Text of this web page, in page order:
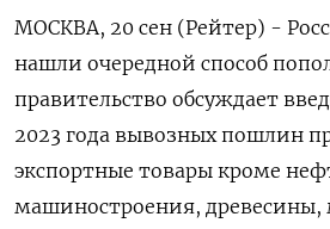
МОСКВА, 20 сен (Рейтер) -
нашли очередной способ
правительство обсуждает
2023 года вывозных пошлин
экспортные товары кроме
машиностроения, древесины,